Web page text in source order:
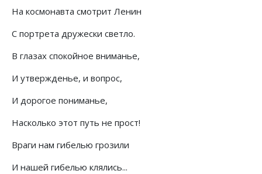
На космонавта смотрит Ленин
С портрета дружески светло.
В глазах спокойное вниманье,
И утвержденье, и вопрос,
И дорогое пониманье,
Насколько этот путь не прост!
Враги нам гибелью грозили
И нашей гибелью клялись...